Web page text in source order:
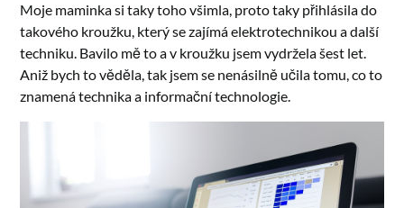
Moje maminka si taky toho všimla, proto taky přihlásila do
takového kroužku, který se zajímá elektrotechnikou a další
techniku. Bavilo mě to a v kroužku jsem vydržela šest let.
Aniž bych to věděla, tak jsem se nenásilně učila tomu, co to
znamená technika a informační technologie.